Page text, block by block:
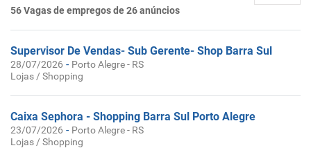
56 Vagas de empregos de 26 anúncios
Supervisor De Vendas- Sub Gerente- Shop Barra Sul
28/07/2026 - Porto Alegre - RS
Lojas / Shopping
Caixa Sephora - Shopping Barra Sul Porto Alegre
23/07/2026 - Porto Alegre - RS
Lojas / Shopping